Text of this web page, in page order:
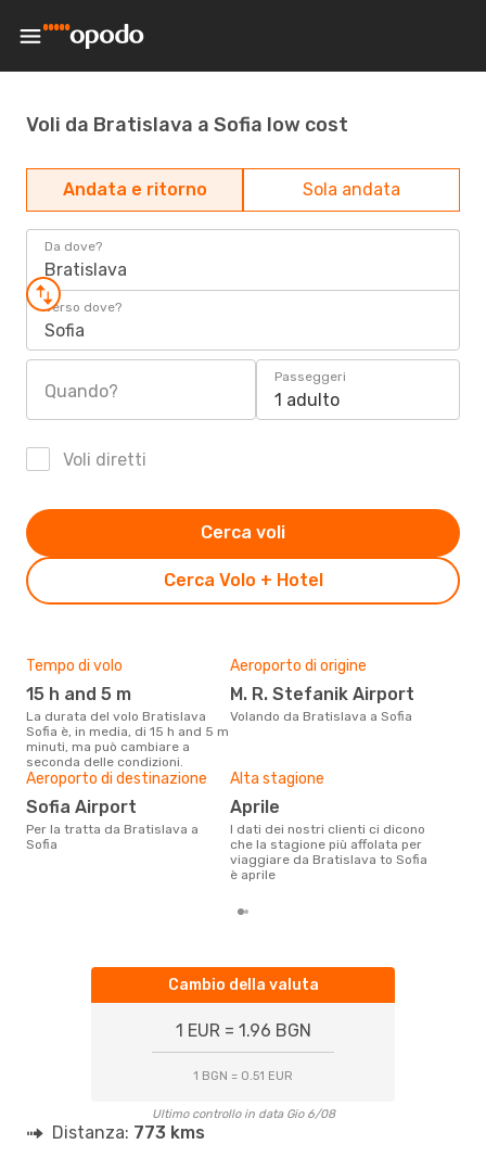
Voli da Bratislava a Sofia low cost
Andata e ritorno Sola andata
Da dove?
Bratislava
Verso dove?
Sofia
Quando?
Passeggeri
1 adulto
Voli diretti
Cerca Volo + Hotel
Cerca voli
Tempo di volo
15 h and 5 m
La durata del volo Bratislava
Sofia è, in media, di 15 h and 5 m
minuti, ma può cambiare a
seconda delle condizioni.
Aeroporto di origine
M. R. Stefanik Airport
Volando da Bratislava a Sofia
Aeroporto di destinazione
Sofia Airport
Per la tratta da Bratislava a
Sofia
Alta stagione
aprile
I dati dei nostri clienti ci dicono
che la stagione più affolata per
viaggiare da Bratislava to Sofia
è aprile
Cambio della valuta
1 EUR = 1.96 BGN
1 BGN = 0.51 EUR
Ultimo controllo in data Gio 6/08
Distanza: 773 kms